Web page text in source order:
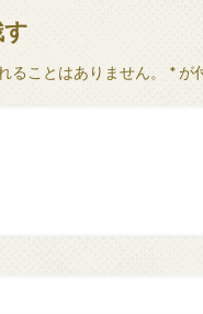
ることはありません。 *が